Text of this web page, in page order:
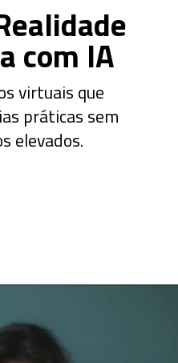
virtuais que
práticas sem
elevados.
com IA